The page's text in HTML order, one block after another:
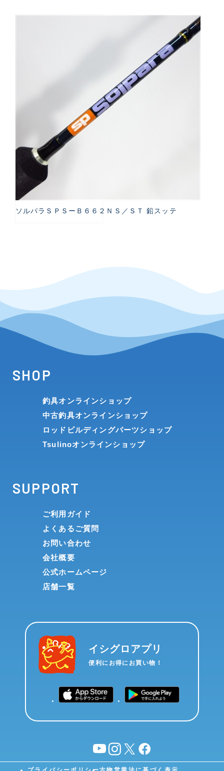
ソルパラＳＰＳーＢ６６２ＮＳ／ＳＴ 鉛スッテ
SHOP
釣具オンラインショップ
中古釣具オンラインショップ
ロッドビルディングパーツショップ
Tsulinoオンラインショップ
SUPPORT
ご利用ガイド
よくあるご質問
お問い合わせ
会社概要
公式ホームページ
店舗一覧
イシグロアプリ
便利にお得にお買い物！
YouTubeinstagram
X facebook